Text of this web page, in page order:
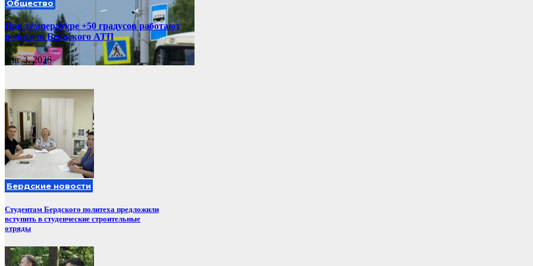
Общество
При температуре +50 градусов работают
водители Бердского АТП
Авг 3, 2026
Бердские новости
Студентам Бердского политеха предложили
вступить в студенческие строительные
отряды